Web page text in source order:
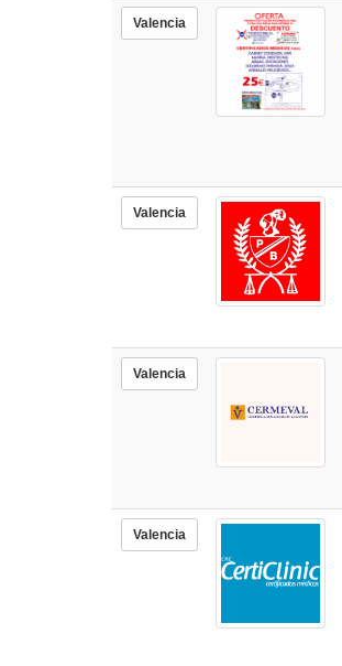
Valencia
Valencia
Valencia
Valencia